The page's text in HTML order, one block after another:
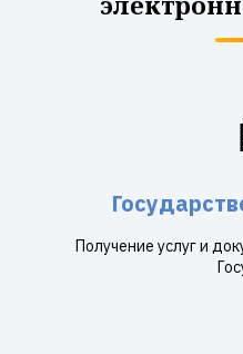
Получение услуг и